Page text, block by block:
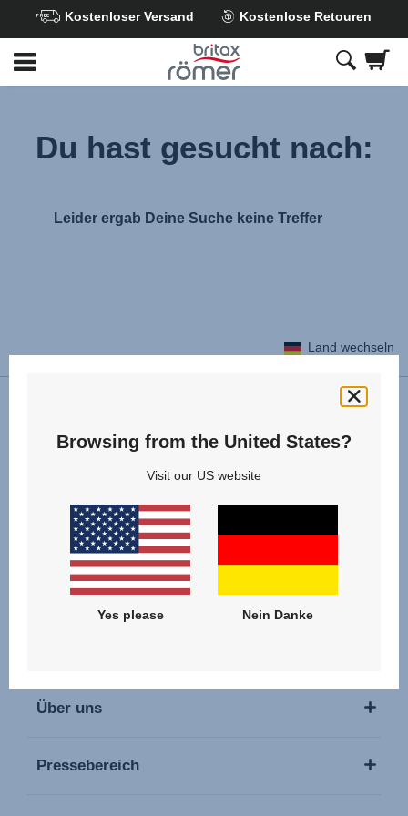
Hauptinhalt
springen
Kostenloser Versand Kostenlose Retouren
Du hast gesucht nach:
Leider ergab Deine Suche keine Treffer
Land wechseln
Folge uns
Unsere Produkte
Über uns
Pressebereich
Browsing from the United States?
Visit our US website
Yes please Nein Danke